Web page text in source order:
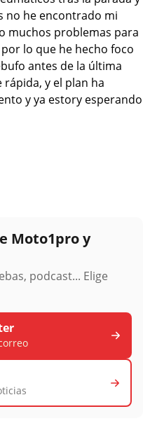
no he encontrado mi
muchos problemas para
lo que he hecho foco
antes de la última
y el plan ha
y ya estory esperando
Moto1pro y
podcast... Elige